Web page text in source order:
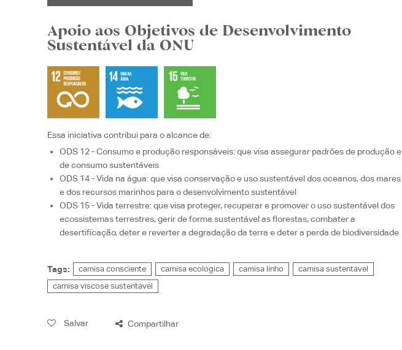
Apoio aos Objetivos de Desenvolvimento
Sustentável da ONU
Essa iniciativa contribui para o alcance de:
ODS 12 - Consumo e produção responsáveis: que visaassegurar padrões de produção e
de consumo sustentáveis
ODS 14 - Vida na água: que visaconservação e uso sustentável dos oceanos, dos mares
e dos recursos marinhos para o desenvolvimento sustentável
ODS 15 - Vida terrestre: que visa proteger, recuperar e promover o uso sustentável dos
ecossistemas terrestres, gerir de forma sustentável as florestas, combater a
desertificação, deter e reverter a degradação da terra e deter a perda de biodiversidade
Tags: camisa consciente camisa ecológica camisa linho
camisa sustentável
camisa viscose sustentável
Salvar Compartilhar